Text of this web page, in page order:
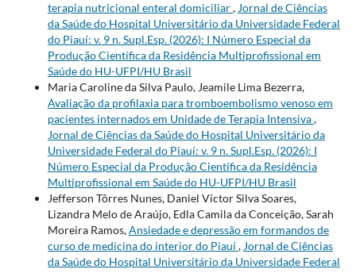
terapia nutricional enteral domiciliar, Jornal de Ciências
da Saúde do Hospital Universitário da Universidade Federal
do Piauí: v. 9 n. Supl.Esp. (2026): I Número Especial da
Produção Científica da Residência Multiprofissional em
Saúde do HU-UFPI/HU Brasil
Maria Caroline da Silva Paulo, Jeamile Lima Bezerra,
Avaliação da profilaxia para tromboembolismo venoso em
pacientes internados em Unidade de Terapia Intensiva,
Jornal de Ciências da Saúde do Hospital Universitário da
Universidade Federal do Piauí: v. 9 n. Supl.Esp. (2026): I
Número Especial da Produção Científica da Residência
Multiprofissional em Saúde do HU-UFPI/HU Brasil
Jefferson Tôrres Nunes, Daniel Victor Silva Soares,
Lizandra Melo de Araújo, Edla Camila da Conceição, Sarah
Moreira Ramos,Ansiedade e depressão em formandos de
curso de medicina do interior do Piauí, Jornal de Ciências
da Saúde do Hospital Universitário da Universidade Federal